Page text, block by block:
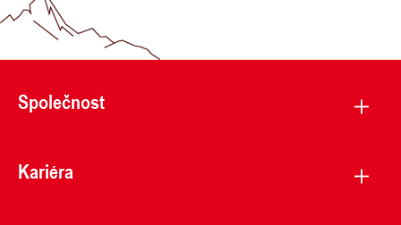
Společnost
Kariéra